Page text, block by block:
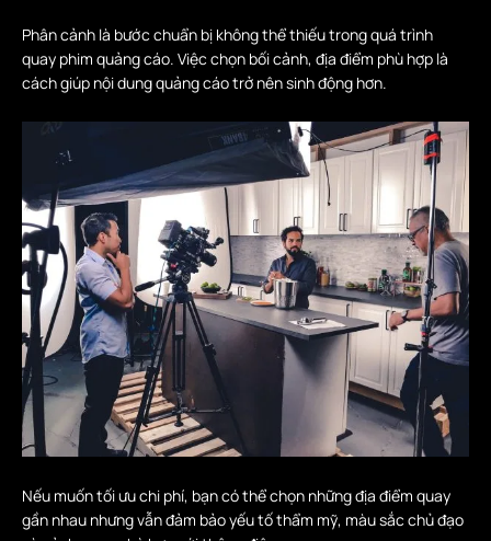
Phân cảnh là bước chuẩn bị không thể thiếu trong quá trình
quay phim quảng cáo. Việc chọn bối cảnh, địa điểm phù hợp là
cách giúp nội dung quảng cáo trở nên sinh động hơn.
Nếu muốn tối ưu chi phí, bạn có thể chọn những địa điểm quay
gần nhau nhưng vẫn đảm bảo yếu tố thẩm mỹ, màu sắc chủ đạo